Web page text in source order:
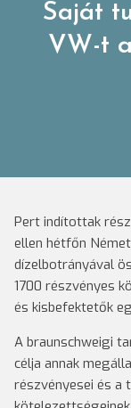
Saját
VW-t
Pert indítottak
ellen hétfőn
dízelbotrányával
1700 részvényes
és kisbefektetők
A braunschweigi
célja annak
részvényesei és a